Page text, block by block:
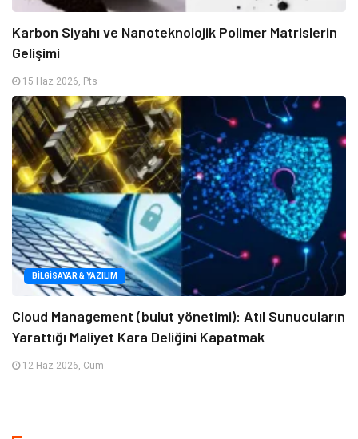
Karbon Siyahı ve Nanoteknolojik Polimer Matrislerin
Gelişimi
15 Haz 2026, Pts
BILGISAYAR & YAZILIM
Cloud Management (bulut yönetimi): Atıl Sunucuların
Yarattığı Maliyet Kara Deliğini Kapatmak
12 Haz 2026, Cum